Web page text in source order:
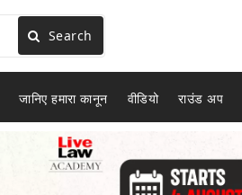
Search
जानिए हमारा कानून वीडियो राउंड अप